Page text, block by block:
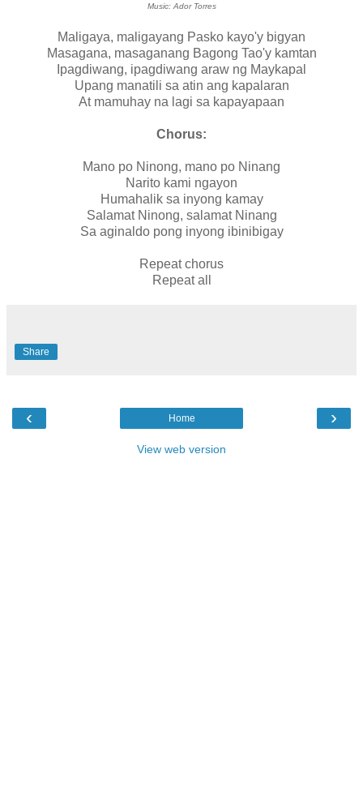
Music: Ador Torres
Maligaya, maligayang Pasko kayo'y bigyan
Masagana, masaganang Bagong Tao'y kamtan
Ipagdiwang, ipagdiwang araw ng Maykapal
Upang manatili sa atin ang kapalaran
At mamuhay na lagi sa kapayapaan
Chorus:
Mano po Ninong, mano po Ninang
Narito kami ngayon
Humahalik sa inyong kamay
Salamat Ninong, salamat Ninang
Sa aginaldo pong inyong ibinibigay
Repeat chorus
Repeat all
Share
‹ ›
Home
View web version